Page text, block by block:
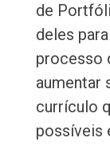
de
deles
processo
aumentar
currículo
possíveis